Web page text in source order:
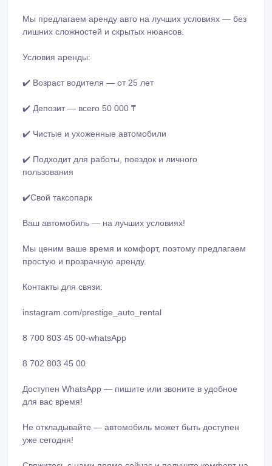
Мы предлагаем аренду авто на лучших условиях — без
лишних сложностей и скрытых нюансов.
Условия аренды:
✔️ Возраст водителя — от 25 лет
✔️ Депозит — всего 50 000 ₸
✔️ Чистые и ухоженные автомобили
✔️ Подходит для работы, поездок и личного
пользования
✔️Свой тaксoпaрк
Ваш автомобиль — на лучших условиях!
Мы ценим ваше время и комфорт, поэтому предлагаем
простую и прозрачную аренду.
Контакты для связи:
instagram.com/prestige_auto_rental
8 700 803 45 00-whatsApp
8 702 803 45 00
Доступен WhatsApp — пишите или звоните в удобное
для вас время!
Не откладывайте — автомобиль может быть доступен
уже сегодня!